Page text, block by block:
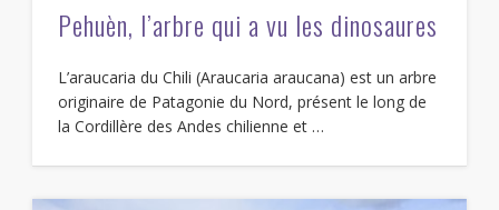
Pehuèn, l’arbre qui a vu les dinosaures
L’araucaria du Chili (Araucaria araucana) est un arbre
originaire de Patagonie du Nord, présent le long de
la Cordillère des Andes chilienne et …